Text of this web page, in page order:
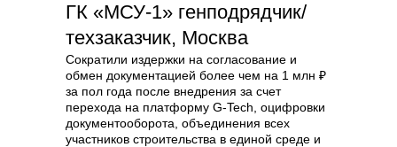
ГК «МСУ-1» генподрядчик/
техзаказчик, Москва
Сократили издержки на согласование и
обмен документацией более чем на 1 млн ₽
за пол года после внедрения за счет
перехода на платформу G-Tech, оцифровки
документооборота, объединения всех
участников строительства в единой среде и